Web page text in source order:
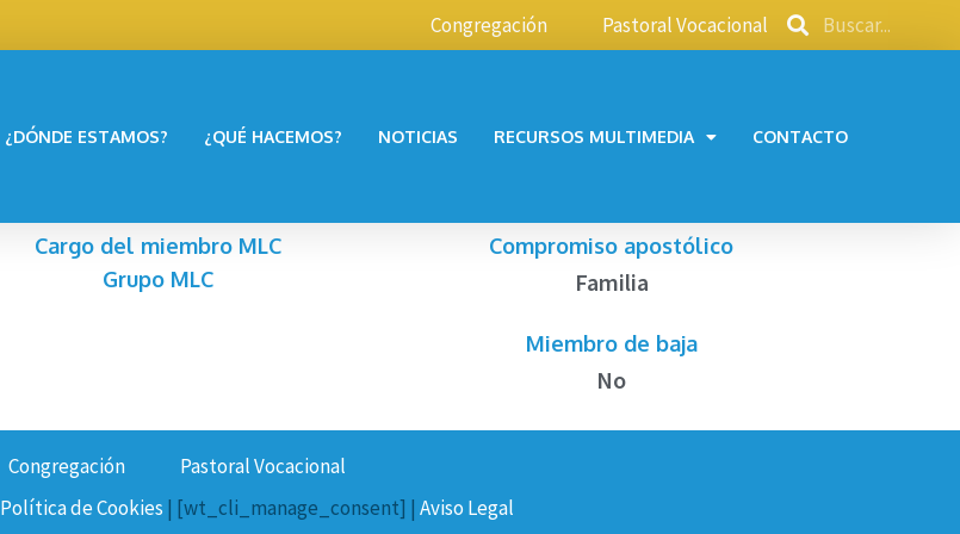
Congregación Pastoral Vocacional
¿DÓNDE ESTAMOS? ¿QUÉ HACEMOS? NOTICIAS RECURSOS MULTIMEDIA CONTACTO
Cargo del miembro MLC
Grupo MLC
Compromiso apostólico
Familia
Miembro de baja
No
Congregación
Pastoral Vocacional
Política de Cookies | [wt_cli_manage_consent] | Aviso Legal